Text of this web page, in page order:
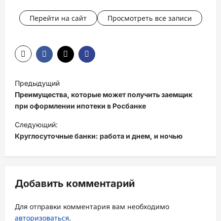
Перейти на сайт Просмотреть все записи
Н
а
в
и
г
а
и
з
Предыдущий
Преимущества, которые может получить заемщик
при оформлении ипотеки в Росбанке
Следующий:
Круглосуточные банки: работа и днем, и ночью
Добавить комментарий
Для отправки комментария вам необходимо
авторизоваться.